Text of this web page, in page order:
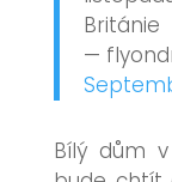
Británie
—
Bílý dům